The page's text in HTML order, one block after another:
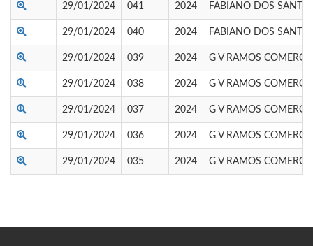
29/01/2024 041 2024 FABIANO DOS
29/01/2024 040 2024 FABIANO DOS
29/01/2024 039 2024 G V RAMOS
29/01/2024 038 2024 G V RAMOS
29/01/2024 037 2024 G V RAMOS
29/01/2024 036 2024 G V RAMOS
29/01/2024 035 2024 G V RAMOS